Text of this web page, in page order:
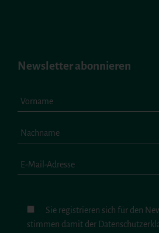
Newsletter abonnieren
Sie registrieren sich für den
stimmen damit der